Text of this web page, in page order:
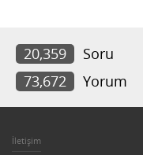
20,359 Soru
73,672
Yorum
İletişim